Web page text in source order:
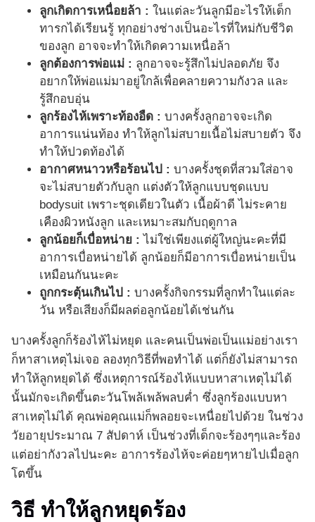
ลูกเกิดการเหนื่อยล้า : ในแต่ละวันลูกมีอะไรให้เด็ก
ทารกได้เรียนรู้ ทุกอย่างช่างเป็นอะไรที่ใหม่กับชีวิต
ของลูก อาจจะทำให้เกิดความเหนื่อล้า
ลูกต้องการพ่อแม่ : ลูกอาจจะรู้สึกไม่ปลอดภัย จึง
อยากให้พ่อแม่มาอยู่ใกล้เพื่อคลายความกังวล และ
รู้สึกอบอุ่น
ลูกร้องไห้เพราะท้องอืด : บางครั้งลูกอาจจะเกิด
อาการแน่นท้อง ทำให้ลูกไม่สบายเนื้อไม่สบายตัว จึง
ทำให้ปวดท้องได้
อากาศหนาวหรือร้อนไป : บางครั้งชุดที่สวมใส่อาจ
จะไม่สบายตัวกับลูก แต่งตัวให้ลูกแบบชุดแบบ
bodysuit เพราะชุดเดียวในตัว เนื้อผ้าดี ไม่ระคาย
เคืองผิวหนังลูก และเหมาะสมกับฤดูกาล
ลูกน้อยก็เบื่อหน่าย : ไม่ใช่เพียงแต่ผู้ใหญ่นะคะที่มี
อาการเบื่อหน่ายได้ ลูกน้อยก็มีอาการเบื่อหน่ายเป็น
เหมือนกันนะคะ
ถูกกระตุ้นเกินไป : บางครั้งกิจกรรมที่ลูกทำในแต่ละ
วัน หรือเสียงก็มีผลต่อลูกน้อยได้เช่นกัน
บางครั้งลูกก็ร้องไห้ไม่หยุด และคนเป็นพ่อเป็นแม่อย่างเรา
ก็หาสาเหตุไม่เจอ ลองทุกวิธีที่พอทำได้ แต่ก็ยังไม่สามารถ
ทำให้ลูกหยุดได้ ซึ่งเหตุการณ์ร้องไห้แบบหาสาเหตุไม่ได้
นั้นมักจะเกิดขึ้นตะวันโพล้เพล้พลบค่ำ ซึ่งลูกร้องแบบหา
สาเหตุไม่ได้ คุณพ่อคุณแม่ก็พลอยจะเหนื่อยไปด้วย ในช่วง
วัยอายุประมาณ 7 สัปดาห์ เป็นช่วงที่เด็กจะร้องๆๆและร้อง
แต่อย่ากังวลไปนะคะ อาการร้องไห้จะค่อยๆหายไปเมื่อลูก
โตขึ้น
วิธี ทำให้ลูกหยุดร้อง